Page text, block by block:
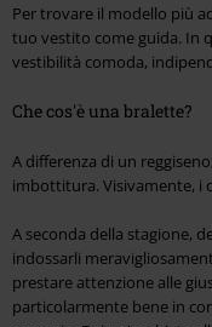
Per trovare il modello più
tuo vestito come guida. In
vestibilità comoda,
Che cos'è una bralette?
A differenza di un
imbottitura. Visivamente, i
A seconda della stagione,
indossarli
prestare attenzione alle
particolarmente bene in